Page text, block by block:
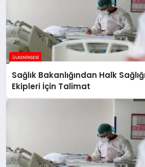
Sağlık Bakanlığından Halk
Ekipleri İçin Talimat